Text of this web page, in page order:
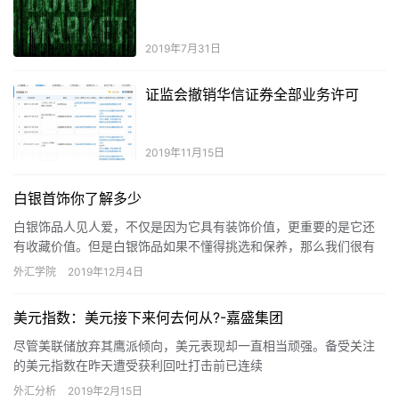
2019年7月31日
证监会撤销华信证券全部业务许可
2019年11月15日
白银首饰你了解多少
白银饰品人见人爱，不仅是因为它具有装饰价值，更重要的是它还
有收藏价值。但是白银饰品如果不懂得挑选和保养，那么我们很有
可能会上当受骗，所以当我们购买白银饰品时不管出于哪种目的都
外汇学院 2019年12月4日
美元指数：美元接下来何去何从?-嘉盛集团
尽管美联储放弃其鹰派倾向，美元表现却一直相当顽强。备受关注
的美元指数在昨天遭受获利回吐打击前已连续
外汇分析 2019年2月15日